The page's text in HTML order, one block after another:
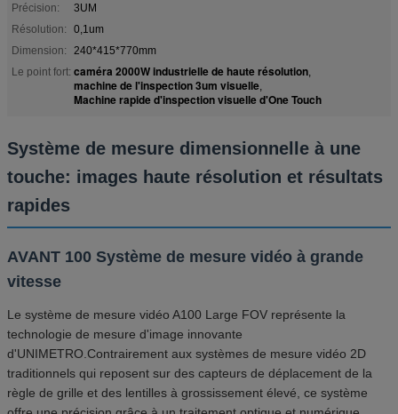
Précision:
3UM
Résolution:
0,1um
Dimension:
240*415*770mm
Le point fort: caméra 2000W industrielle de haute résolution,
machine de l'inspection 3um visuelle,
Machine rapide d'inspection visuelle d'One Touch
Système de mesure dimensionnelle à une
touche: images haute résolution et résultats
rapides
AVANT 100 Système de mesure vidéo à grande
vitesse
Le système de mesure vidéo A100 Large FOV représente la
technologie de mesure d'image innovante
d'UNIMETRO.Contrairement aux systèmes de mesure vidéo 2D
traditionnels qui reposent sur des capteurs de déplacement de la
règle de grille et des lentilles à grossissement élevé, ce système